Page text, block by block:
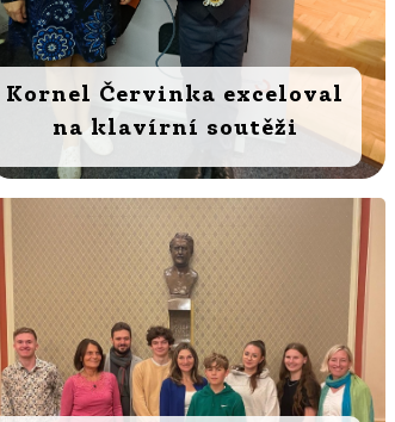
Kornel Červinka exceloval
na klavírní soutěži